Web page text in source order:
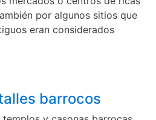
por algunos sitios que
eran considerados
barrocos